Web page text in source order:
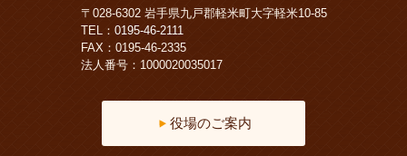
〒028-6302 岩手県九戸郡軽米町大字軽米10-85
TEL： 0195-46-2111
FAX：0195-46-2335
法人番号：1000020035017
役場のご案内